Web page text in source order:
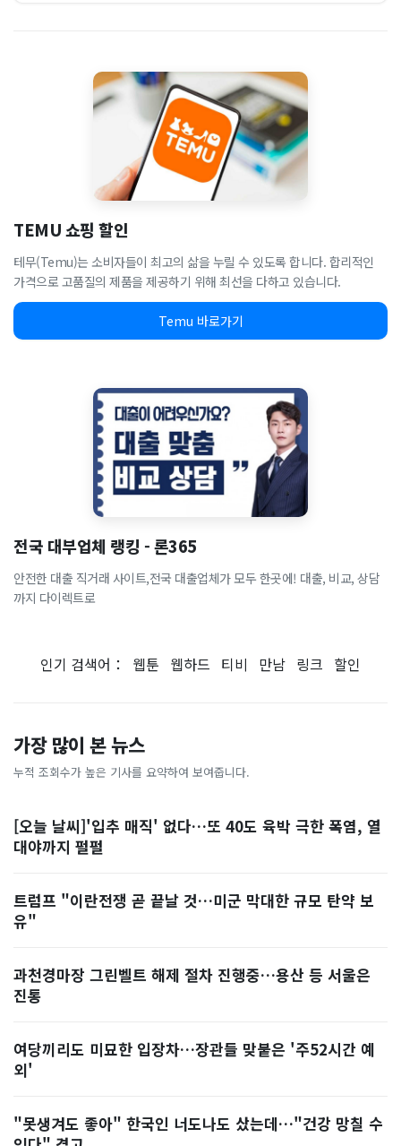
TEMU 쇼핑 할인
테무(Temu)는 소비자들이 최고의 삶을 누릴 수 있도록 합니다. 합리적인
가격으로 고품질의 제품을 제공하기 위해 최선을 다하고 있습니다.
Temu 바로가기
전국 대부업체 랭킹 - 론365
안전한 대출 직거래 사이트,전국 대출업체가 모두 한곳에! 대출, 비교, 상담
까지 다이렉트로
인기 검색어： 웹툰 웹하드 티비 만남 링크 할인
가장 많이 본 뉴스
누적 조회수가 높은 기사를 요약하여 보여줍니다.
[오늘 날씨]'입추 매직' 없다…또 40도 육박 극한 폭염, 열
대야까지 펄펄
트럼프 "이란전쟁 곧 끝날 것…미군 막대한 규모 탄약 보
유"
과천경마장 그린벨트 해제 절차 진행중…용산 등 서울은
진통
여당끼리도 미묘한 입장차…장관들 맞붙은 '주52시간 예
외'
"못생겨도 좋아" 한국인 너도나도 샀는데…"건강 망칠 수